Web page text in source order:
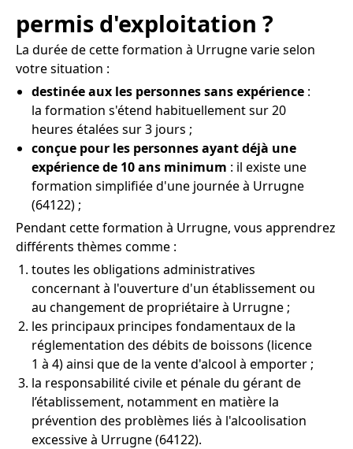
permis d'exploitation ?
La durée de cette formation à Urrugne varie selon
votre situation :
destinée aux les personnes sans expérience :
la formation s'étend habituellement sur 20
heures étalées sur 3 jours ;
conçue pour les personnes ayant déjà une
expérience de 10 ans minimum : il existe une
formation simplifiée d'une journée à Urrugne
(64122) ;
Pendant cette formation à Urrugne, vous apprendrez
différents thèmes comme :
toutes les obligations administratives
concernant à l'ouverture d'un établissement ou
au changement de propriétaire à Urrugne ;
les principaux principes fondamentaux de la
réglementation des débits de boissons (licence
1 à 4) ainsi que de la vente d'alcool à emporter ;
la responsabilité civile et pénale du gérant de
l’établissement, notamment en matière la
prévention des problèmes liés à l'alcoolisation
excessive à Urrugne (64122).